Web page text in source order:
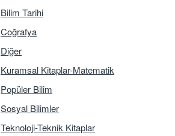
Bilim Tarihi
Coğrafya
Diğer
Kuramsal Kitaplar-Matematik
Popüler Bilim
Sosyal Bilimler
Teknoloji-Teknik Kitaplar